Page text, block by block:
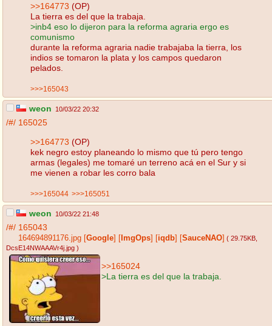
>>164773 (OP)
La tierra es del que la trabaja.
>inb4 eso lo dijeron para la reforma agraria ergo es
comunismo
durante la reforma agraria nadie trabajaba la tierra, los
indios se tomaron la plata y los campos quedaron
pelados.
>>>165043
weon 10/03/22 20:32
/#/ 165025
>>164773 (OP)
kek negro estoy planeando lo mismo que tú pero tengo
armas (legales) me tomaré un terreno acá en el Sur y si
me vienen a robar les corro bala
>>>165044 >>>165051
weon 10/03/22 21:48
/#/ 165043
164694891176.jpg Google ImgOps iqdb SauceNAO ( 29.75KB
DcsE14NWAAAVr4j.jpg )
>>165024
>La tierra es del que la trabaja.